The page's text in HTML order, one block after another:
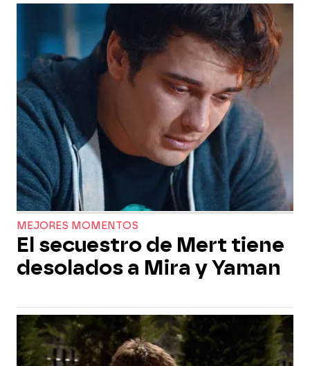
MEJORES MOMENTOS
El secuestro de Mert tiene
desolados a Mira y Yaman